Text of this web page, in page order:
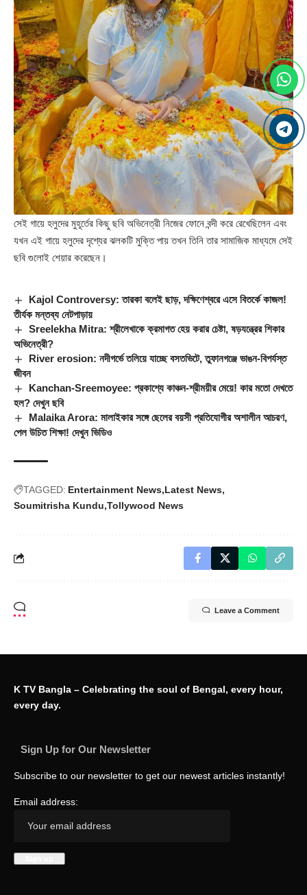
সেই গায়ে হলুদের মুহূর্তের কিছু ছবি অভিনেত্রী নিজের ফোনে বন্দী করে রেখেছিলেন এবং
যখন এই গায়ে হলুদের দৃশ্যের ঝলকটি মুক্তি পায় তখন তিনি তার সামাজিক মাধ্যমে সেই
ছবি গুলোই শেয়ার করেছেন।
Kajol Controversy: তারকা বলেই ছাড়, দক্ষিণেশ্বরে এসে বিতর্কে কাজল!
তীর্যক মন্তব্য নেটপাড়ায়
Sreelekha Mitra: শ্রীলেখাকে ক্রমাগত হেয় করার চেষ্টা, ষড়যন্ত্রের শিকার
অভিনেত্রী?
River erosion: নদীগর্ভে তলিয়ে যাচ্ছে বসতভিটে, তুফানগঞ্জে ভাঙন-বিপর্যস্ত
জীবন
Kanchan-Sreemoyee: প্রকাশ্যে কাঞ্চন-শ্রীময়ীর মেয়ে! কার মতো দেখতে
হল? দেখুন ছবি
Malaika Arora: মালাইকার সঙ্গে ছেলের বয়সী প্রতিযোগীর অশালীন আচরণ,
পেল উচিত শিক্ষা! দেখুন ভিডিও
TAGGED: Entertainment News Latest News
Soumitrisha Kundu Tollywood News
Leave a Comment
K TV Bangla – Celebrating the soul of Bengal, every hour,
every day.
Sign Up for Our Newsletter
Subscribe to our newsletter to get our newest articles instantly!
Email address: